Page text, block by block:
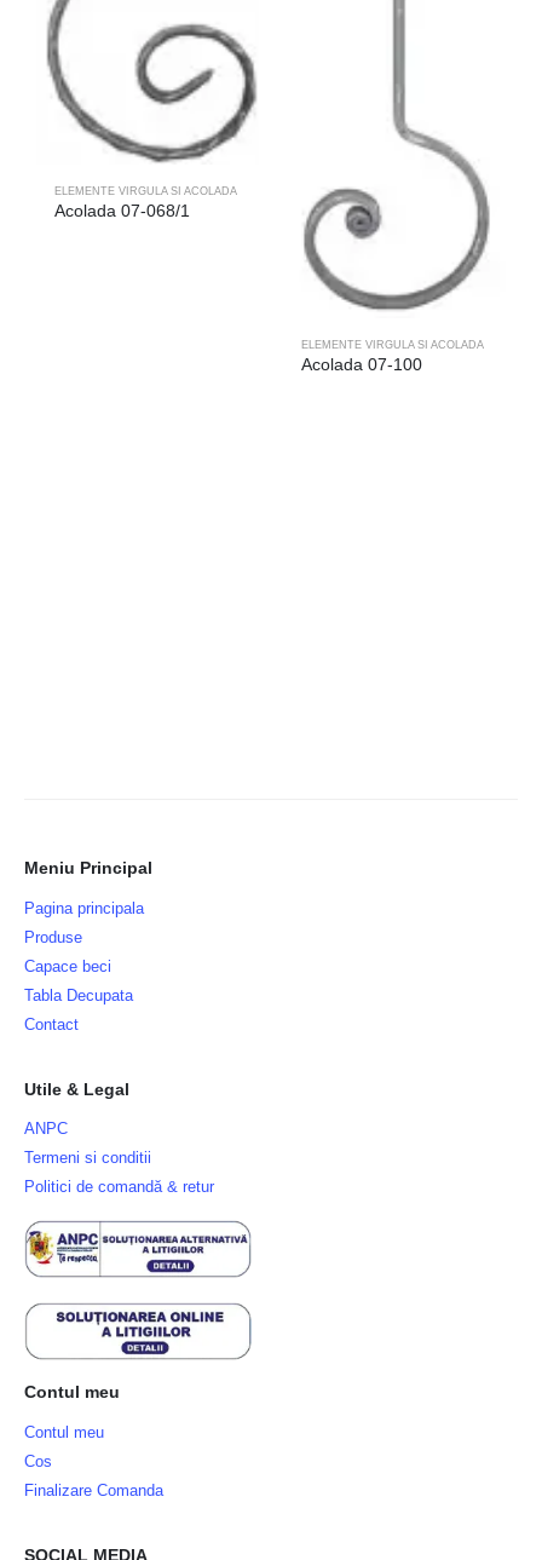
ELEMENTE VIRGULA SI ACOLADA
Acolada 07-068/1
ELEMENTE VIRGULA SI ACOLADA
Acolada 07-100
Meniu Principal
Pagina principala
Produse
Capace beci
Tabla Decupata
Contact
Utile & Legal
ANPC
Termeni si conditii
Politici de comandă & retur
Contul meu
Contul meu
Cos
Finalizare Comanda
SOCIAL MEDIA